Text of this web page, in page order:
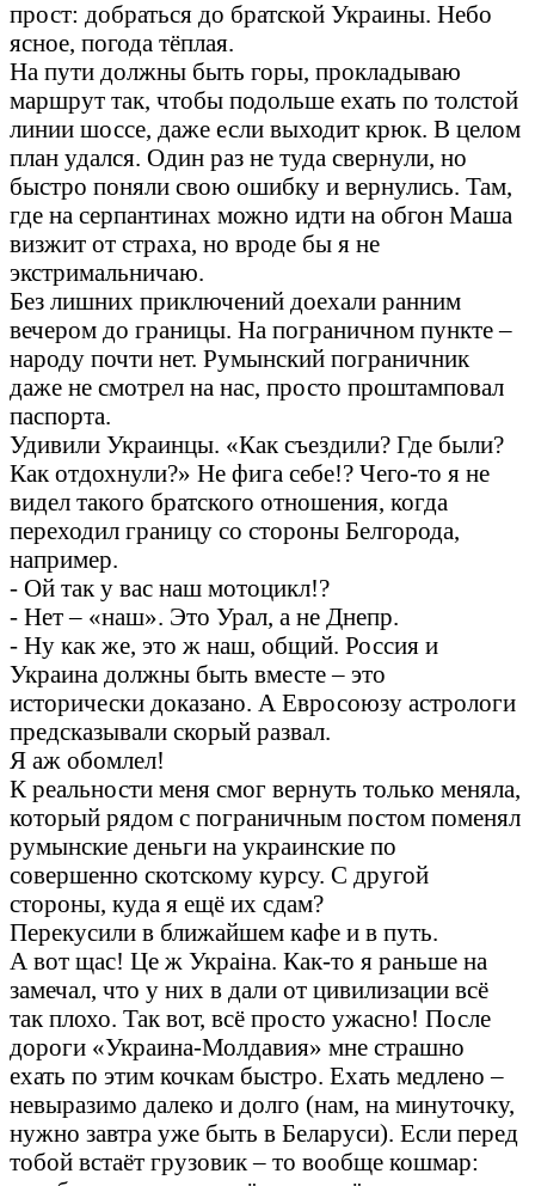
прост: добраться до братской Украины. Небо
ясное, погода тёплая.
На пути должны быть горы, прокладываю
маршрут так, чтобы подольше ехать по толстой
линии шоссе, даже если выходит крюк. В целом
план удался. Один раз не туда свернули, но
быстро поняли свою ошибку и вернулись. Там,
где на серпантинах можно идти на обгон Маша
визжит от страха, но вроде бы я не
экстримальничаю.
Без лишних приключений доехали ранним
вечером до границы. На пограничном пункте –
народу почти нет. Румынский пограничник
даже не смотрел на нас, просто проштамповал
паспорта.
Удивили Украинцы. «Как съездили? Где были?
Как отдохнули?» Не фига себе!? Чего-то я не
видел такого братского отношения, когда
переходил границу со стороны Белгорода,
например.
- Ой так у вас наш мотоцикл!?
- Нет – «наш». Это Урал, а не Днепр.
- Ну как же, это ж наш, общий. Россия и
Украина должны быть вместе – это
исторически доказано. А Евросоюзу астрологи
предсказывали скорый развал.
Я аж обомлел!
К реальности меня смог вернуть только меняла,
который рядом с пограничным постом поменял
румынские деньги на украинские по
совершенно скотскому курсу. С другой
стороны, куда я ещё их сдам?
Перекусили в ближайшем кафе и в путь.
А вот щас! Це ж Украiна. Как-то я раньше на
замечал, что у них в дали от цивилизации всё
так плохо. Так вот, всё просто ужасно! После
дороги «Украина-Молдавия» мне страшно
ехать по этим кочкам быстро. Ехать медлено –
невыразимо далеко и долго (нам, на минуточку,
нужно завтра уже быть в Беларуси). Если перед
тобой встаёт грузовик – то вообще кошмар: